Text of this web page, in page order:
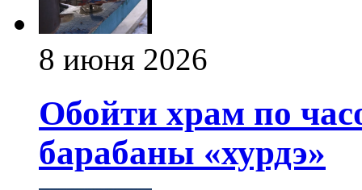
8 июня 2026
Обойти храм по
барабаны «хурдэ»